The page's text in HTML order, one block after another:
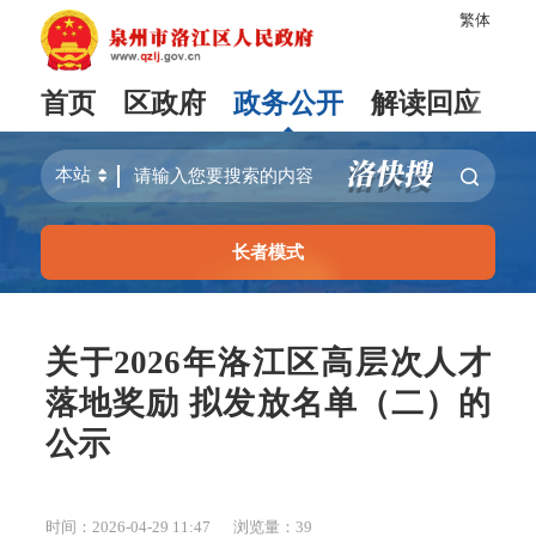
繁体
首页 区政府 政务公开 解读回应
长者模式
关于2026年洛江区高层次人才
落地奖励 拟发放名单（二）的
公示
时间：2026-04-29 11:47 浏览量： 39